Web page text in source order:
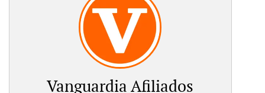
Vanguardia Afiliados